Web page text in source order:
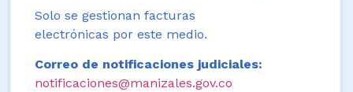
Solo se gestionan facturas
electrónicas por este medio.
Correo de notificaciones judiciales:
notificaciones@manizales.gov.co